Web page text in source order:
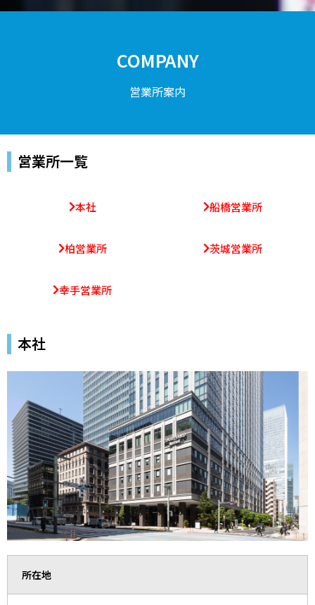
COMPANY
営業所案内
営業所一覧
本社 船橋営業所
柏営業所 茨城営業所
幸手営業所
本社
所在地